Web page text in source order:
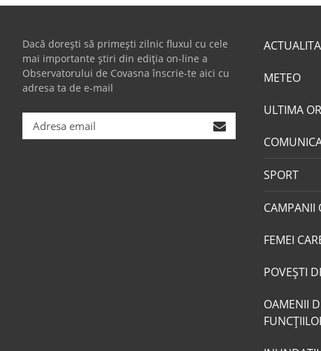
Dacă dorești să primești zilnic fluxul cu cele
mai importante știri din ediția on-line a
Observatorului de Covasna înscrie-te aici cu
adresa ta de e-mail
METEO
ULTIMA
SPORT
CAMPANII
FEMEI
POVEŞTI
OAMENII